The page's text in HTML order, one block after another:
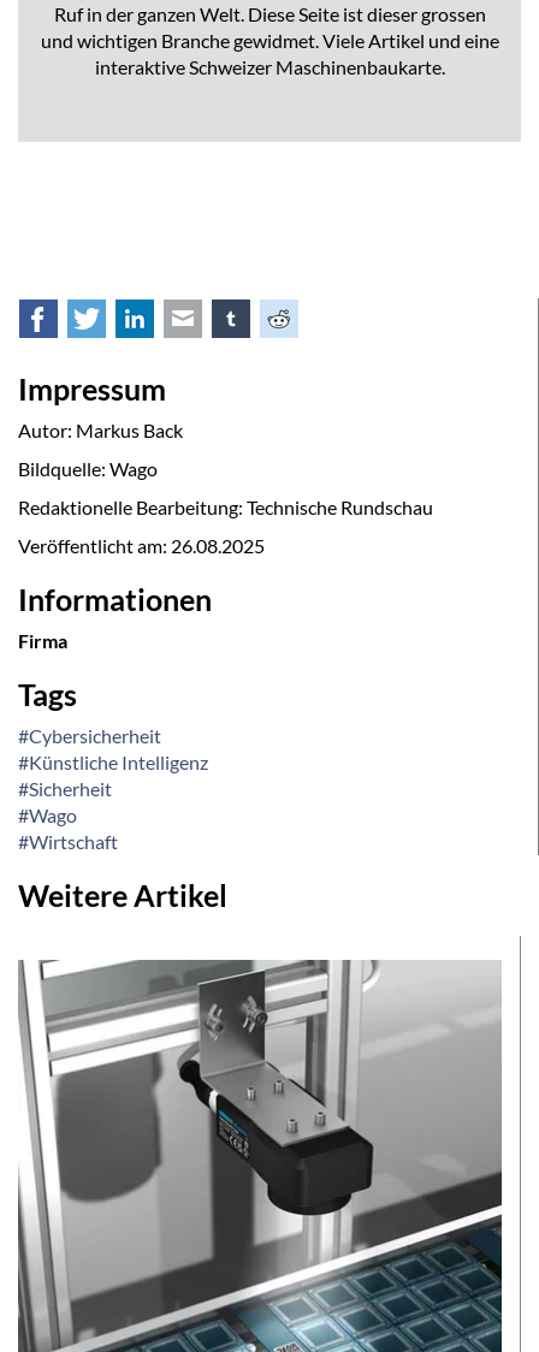
Ruf in der ganzen Welt. Diese Seite ist dieser grossen
und wichtigen Branche gewidmet. Viele Artikel und eine
interaktive Schweizer Maschinenbaukarte.
Facebook
TwitterLinkedInE-mail tumblrReddit
Impressum
Autor: Markus Back
Bildquelle: Wago
Redaktionelle Bearbeitung: Technische Rundschau
Veröffentlicht am: 26.08.2025
Informationen
Firma
Tags
#Cybersicherheit
#Künstliche Intelligenz
#Sicherheit
#Wago
#Wirtschaft
Weitere Artikel